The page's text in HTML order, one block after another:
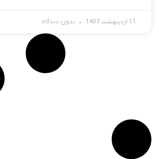
11 اردیبهشت 1403 بدون دیدگاه